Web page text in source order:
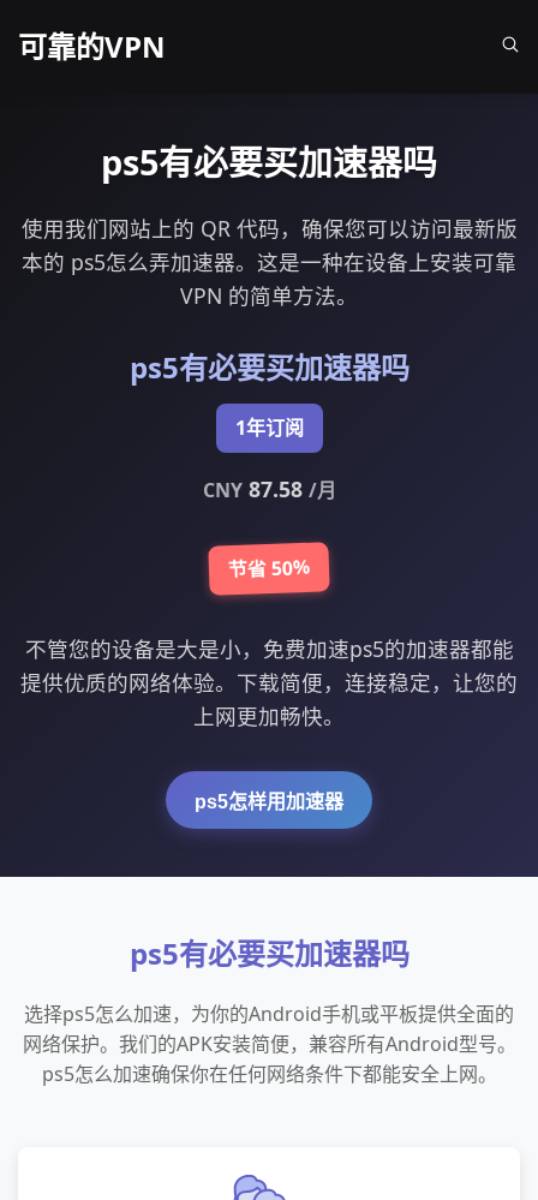
可靠的VPN
ps5有必要买加速器吗
使用我们网站上的 QR 代码，确保您可以访问最新版
本的 ps5怎么弄加速器。这是一种在设备上安装可靠
VPN 的简单方法。
ps5有必要买加速器吗
1年订阅
CNY87.58 /月
节省 50%
不管您的设备是大是小，免费加速ps5的加速器都能
提供优质的网络体验。下载简便，连接稳定，让您的
上网更加畅快。
ps5怎样用加速器
ps5有必要买加速器吗
选择ps5怎么加速，为你的Android手机或平板提供全面的
网络保护。我们的APK安装简便，兼容所有Android型号。
ps5怎么加速确保你在任何网络条件下都能安全上网。